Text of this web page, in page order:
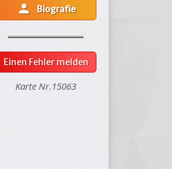
person Biografie
Einen Fehler melden
Karte Nr.15063